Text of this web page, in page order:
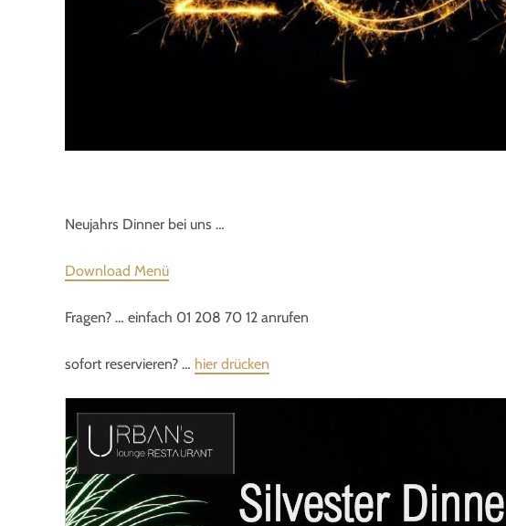
Neujahrs Dinner bei uns …
Download Menü
Fragen? … einfach 01 208 70 12 anrufen
sofort reservieren? … hier drücken